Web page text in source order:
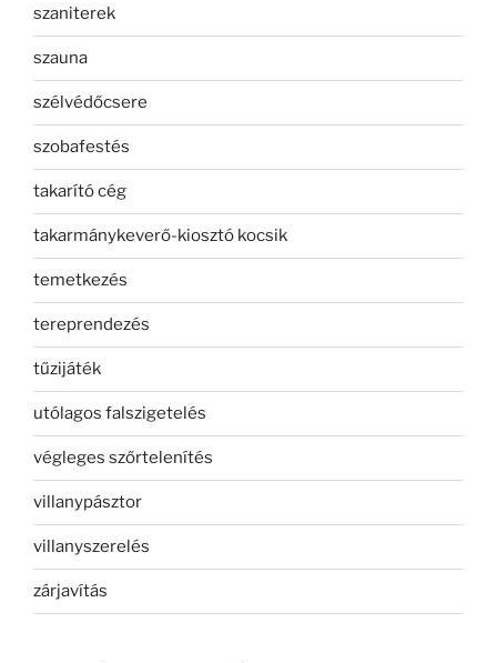
szaniterek
szauna
szélvédőcsere
szobafestés
takarító cég
takarmánykeverő-kiosztó kocsik
temetkezés
tereprendezés
tűzijáték
utólagos falszigetelés
végleges szőrtelenítés
villanypásztor
villanyszerelés
zárjavítás